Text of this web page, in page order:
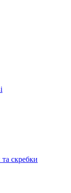
скребки